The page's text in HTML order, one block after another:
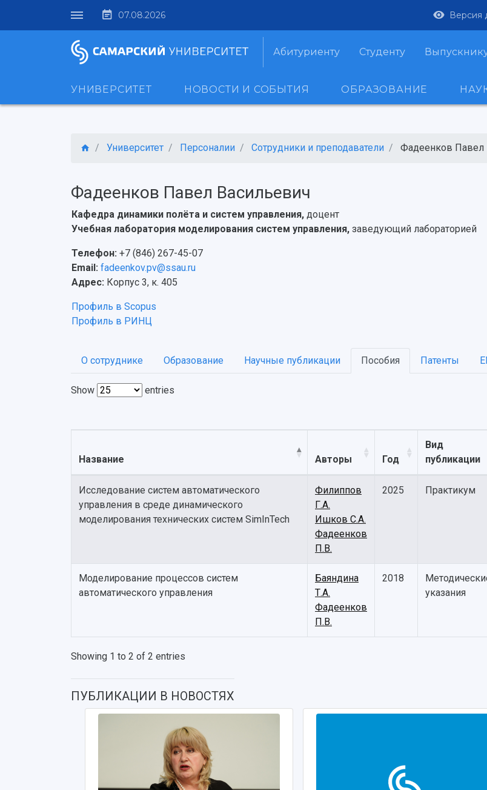
07.08.2026 Версия
Абитуриенту Студенту
УНИВЕРСИТЕТ НОВОСТИ И СОБЫТИЯ ОБРАЗОВАНИЕ
Университет Персоналии Сотрудники и преподаватели Фадеенков Павел
Фадеенков Павел Васильевич
Кафедра динамики полёта и систем управления, доцент
Учебная лаборатория моделирования систем управления, заведующий лабораторией
Телефон: +7 (846) 267-45-07
Email: fadeenkov.pv@ssau.ru
Адрес: Корпус 3, к. 405
Профиль в Scopus
Профиль в РИНЦ
О сотруднике Образование Научные публикации Пособия Патенты
Show
entries
Название Авторы Год
Вид
публикации
Исследование систем автоматического
управления в среде динамического
моделирования технических систем SimInTech
Филиппов
Г.А.
Ишков С.А.
Фадеенков
П.В.
2025 Практикум
Моделирование процессов систем
автоматического управления
Баяндина
Т.А.
Фадеенков
П.В.
2018
указания
Showing 1 to 2 of 2 entries
ПУБЛИКАЦИИ В НОВОСТЯХ